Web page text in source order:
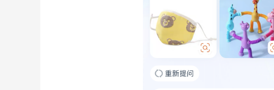
图源：淘宝
常见的问答之外，大模型之家又向“旅行策划人”模块发起了“冲